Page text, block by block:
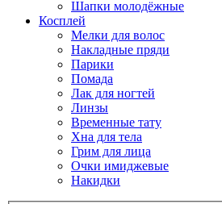
Шапки молодёжные
Косплей
Мелки для волос
Накладные пряди
Парики
Помада
Лак для ногтей
Линзы
Временные тату
Хна для тела
Грим для лица
Очки имиджевые
Накидки